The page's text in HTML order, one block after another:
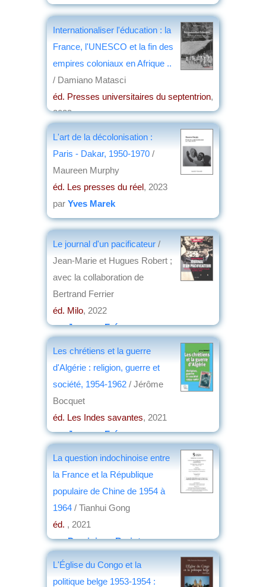
Internationaliser l'éducation : la
France, l'UNESCO et la fin des
empires coloniaux en Afrique ..
/ Damiano Matasci
éd. Presses universitaires du septentrion,
2023
L'art de la décolonisation :
Paris - Dakar, 1950-1970 /
Maureen Murphy
éd. Les presses du réel, 2023
par Yves Marek
Le journal d'un pacificateur /
Jean-Marie et Hugues Robert ;
avec la collaboration de
Bertrand Ferrier
éd. Milo, 2022
parJacques Frémeaux
Les chrétiens et la guerre
d'Algérie : religion, guerre et
société, 1954-1962 / Jérôme
Bocquet
éd. Les Indes savantes, 2021
parJacques Frémeaux
La question indochinoise entre
la France et la République
populaire de Chine de 1954 à
1964 / Tianhui Gong
éd. , 2021
parDominique Barjot
L'Église du Congo et la
politique belge 1953-1954 :